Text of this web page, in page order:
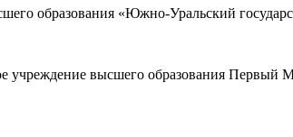
образования «Южно-Уральский
учреждение высшего образования